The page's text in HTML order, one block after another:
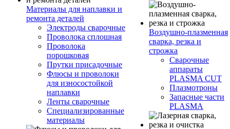
Материалы для наплавки и
ремонта деталей
Электроды сварочные
Проволока сплошная
Проволока
порошковая
Прутки присадочные
Флюсы и проволоки
для износостойкой
наплавки
Ленты сварочные
Специализированные
материалы
Воздушно-плазменная
сварка, резка и
строжка
Сварочные
аппараты
PLASMA CUT
Плазмотроны
Запасные части
PLASMA